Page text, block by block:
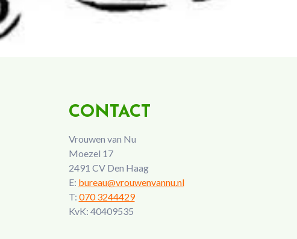
CONTACT
Vrouwen van Nu
Moezel 17
2491 CV Den Haag
E: bureau@vrouwenvannu.nl
T: 070 3244429
KvK: 40409535